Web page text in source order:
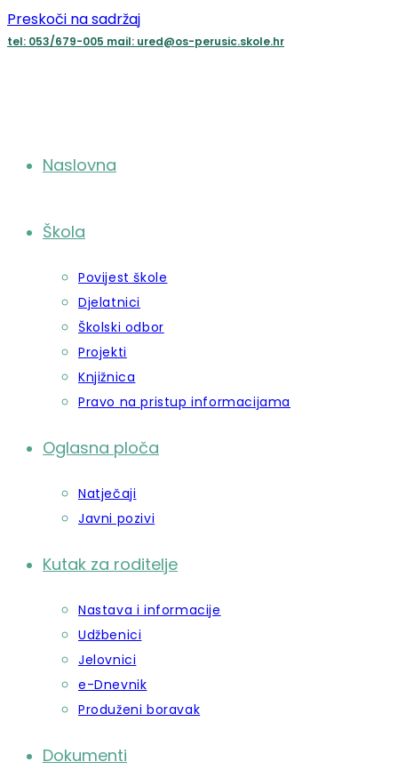
Preskoči na sadržaj
tel: 053/679-005 mail: ured@os-perusic.skole.hr
Naslovna
Škola
Povijest škole
Djelatnici
Školski odbor
Projekti
Knjižnica
Pravo na pristup informacijama
Oglasna ploča
Natječaji
Javni pozivi
Kutak za roditelje
Nastava i informacije
Udžbenici
Jelovnici
e-Dnevnik
Produženi boravak
Dokumenti